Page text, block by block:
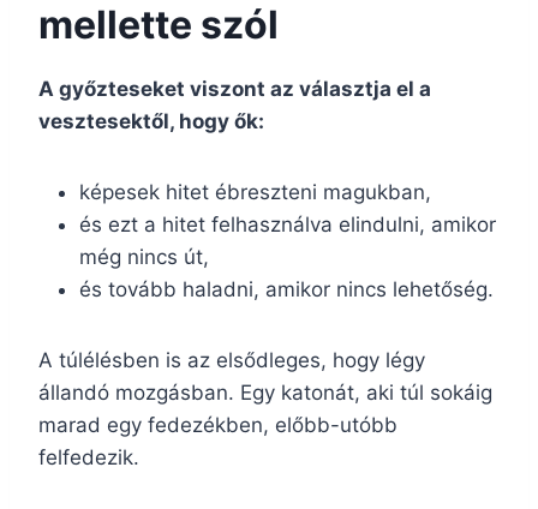
mellette szól
A győzteseket viszont az választja el a
vesztesektől, hogy ők:
képesek hitet ébreszteni magukban,
és ezt a hitet felhasználva elindulni, amikor
még nincs út,
és tovább haladni, amikor nincs lehetőség.
A túlélésben is az elsődleges, hogy légy
állandó mozgásban. Egy katonát, aki túl sokáig
marad egy fedezékben, előbb-utóbb
felfedezik.